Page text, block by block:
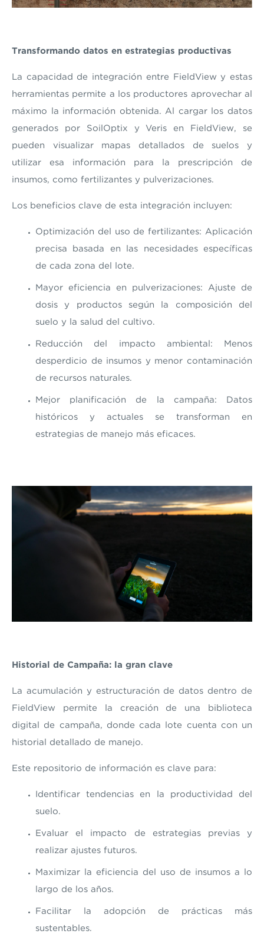
Transformando datos en estrategias productivas
La capacidad de integración entre FieldView y estas
herramientas permite a los productores aprovechar al
máximo la información obtenida. Al cargar los datos
generados por SoilOptix y Veris en FieldView, se
pueden visualizar mapas detallados de suelos y
utilizar esa información para la prescripción de
insumos, como fertilizantes y pulverizaciones.
Los beneficios clave de esta integración incluyen:
Optimización del uso de fertilizantes: Aplicación
precisa basada en las necesidades específicas
de cada zona del lote.
Mayor eficiencia en pulverizaciones: Ajuste de
dosis y productos según la composición del
suelo y la salud del cultivo.
Reducción del impacto ambiental: Menos
desperdicio de insumos y menor contaminación
de recursos naturales.
Mejor planificación de la campaña: Datos
históricos y actuales se transforman en
estrategias de manejo más eficaces.
Historial de Campaña: la gran clave
La acumulación y estructuración de datos dentro de
FieldView permite la creación de una biblioteca
digital de campaña, donde cada lote cuenta con un
historial detallado de manejo.
Este repositorio de información es clave para:
Identificar tendencias en la productividad del
suelo.
Evaluar el impacto de estrategias previas y
realizar ajustes futuros.
Maximizar la eficiencia del uso de insumos a lo
largo de los años.
Facilitar la adopción de prácticas más
sustentables.